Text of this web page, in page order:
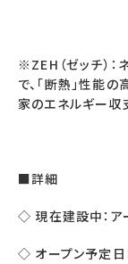
※ZEH（ゼッチ）：
で、「断熱」性能の
家のエネルギー収
■詳細
◇ 現在建設中：ア
◇ オープン予定日